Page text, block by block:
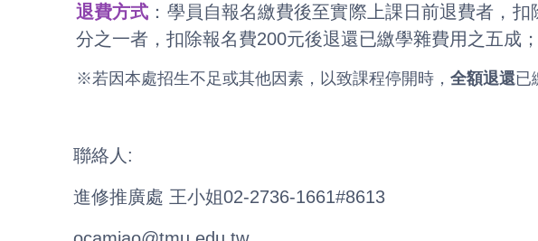
退費方式 ：學員自報名繳費後至實際上課日前退費者，
分之一者，扣除報名費200元後退還已繳學雜費用之五成
※若因本處招生不足或其他因素，以致課程停開時， 全額退還已
聯絡人:
進修推廣處 王小姐02-2736-1661#8613